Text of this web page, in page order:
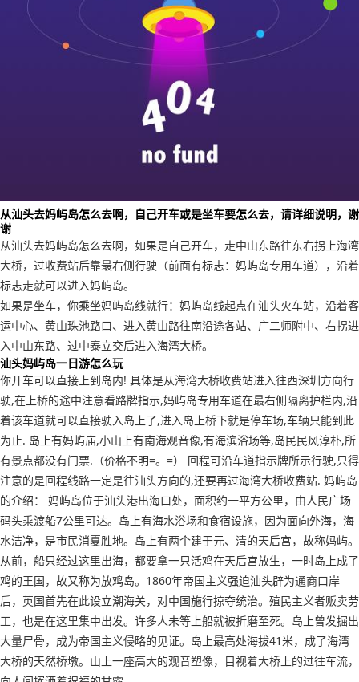
从汕头去妈屿岛怎么去啊，自己开车或是坐车要怎么去，请详细说明，谢
谢
从汕头去妈屿岛怎么去啊，如果是自己开车，走中山东路往东右拐上海湾
大桥，过收费站后靠最右侧行驶（前面有标志：妈屿岛专用车道），沿着
标志走就可以进入妈屿岛。
如果是坐车，你乘坐妈屿岛线就行：妈屿岛线起点在汕头火车站，沿着客
运中心、黄山珠池路口、进入黄山路往南沿途各站、广二师附中、右拐进
入中山东路、过中泰立交后进入海湾大桥。
汕头妈屿岛一日游怎么玩
你开车可以直接上到岛内! 具体是从海湾大桥收费站进入往西深圳方向行
驶,在上桥的途中注意看路牌指示,妈屿岛专用车道在最右侧隔离护栏内,沿
着该车道就可以直接驶入岛上了,进入岛上桥下就是停车场,车辆只能到此
为止. 岛上有妈屿庙,小山上有南海观音像,有海滨浴场等,岛民民风淳朴,所
有景点都没有门票.（价格不明=。=） 回程可沿车道指示牌所示行驶,只得
注意的是回程线路一定是往汕头方向的,还要再过海湾大桥收费站. 妈屿岛
的介绍： 妈屿岛位于汕头港出海口处，面积约一平方公里，由人民广场
码头乘渡船7公里可达。岛上有海水浴场和食宿设施，因为面向外海，海
水洁净，是市民消夏胜地。岛上有两个建于元、清的天后宫，故称妈屿。
从前，船只经过这里出海，都要拿一只活鸡在天后宫放生，一时岛上成了
鸡的王国，故又称为放鸡岛。1860年帝国主义强迫汕头辟为通商口岸
后，英国首先在此设立潮海关，对中国施行掠夺统治。殖民主义者贩卖劳
工，也是在这里集中出发。许多人未等上船就被折磨至死。岛上曾发掘出
大量尸骨，成为帝国主义侵略的见证。岛上最高处海拔41米，成了海湾
大桥的天然桥墩。山上一座高大的观音塑像，目视着大桥上的过往车流，